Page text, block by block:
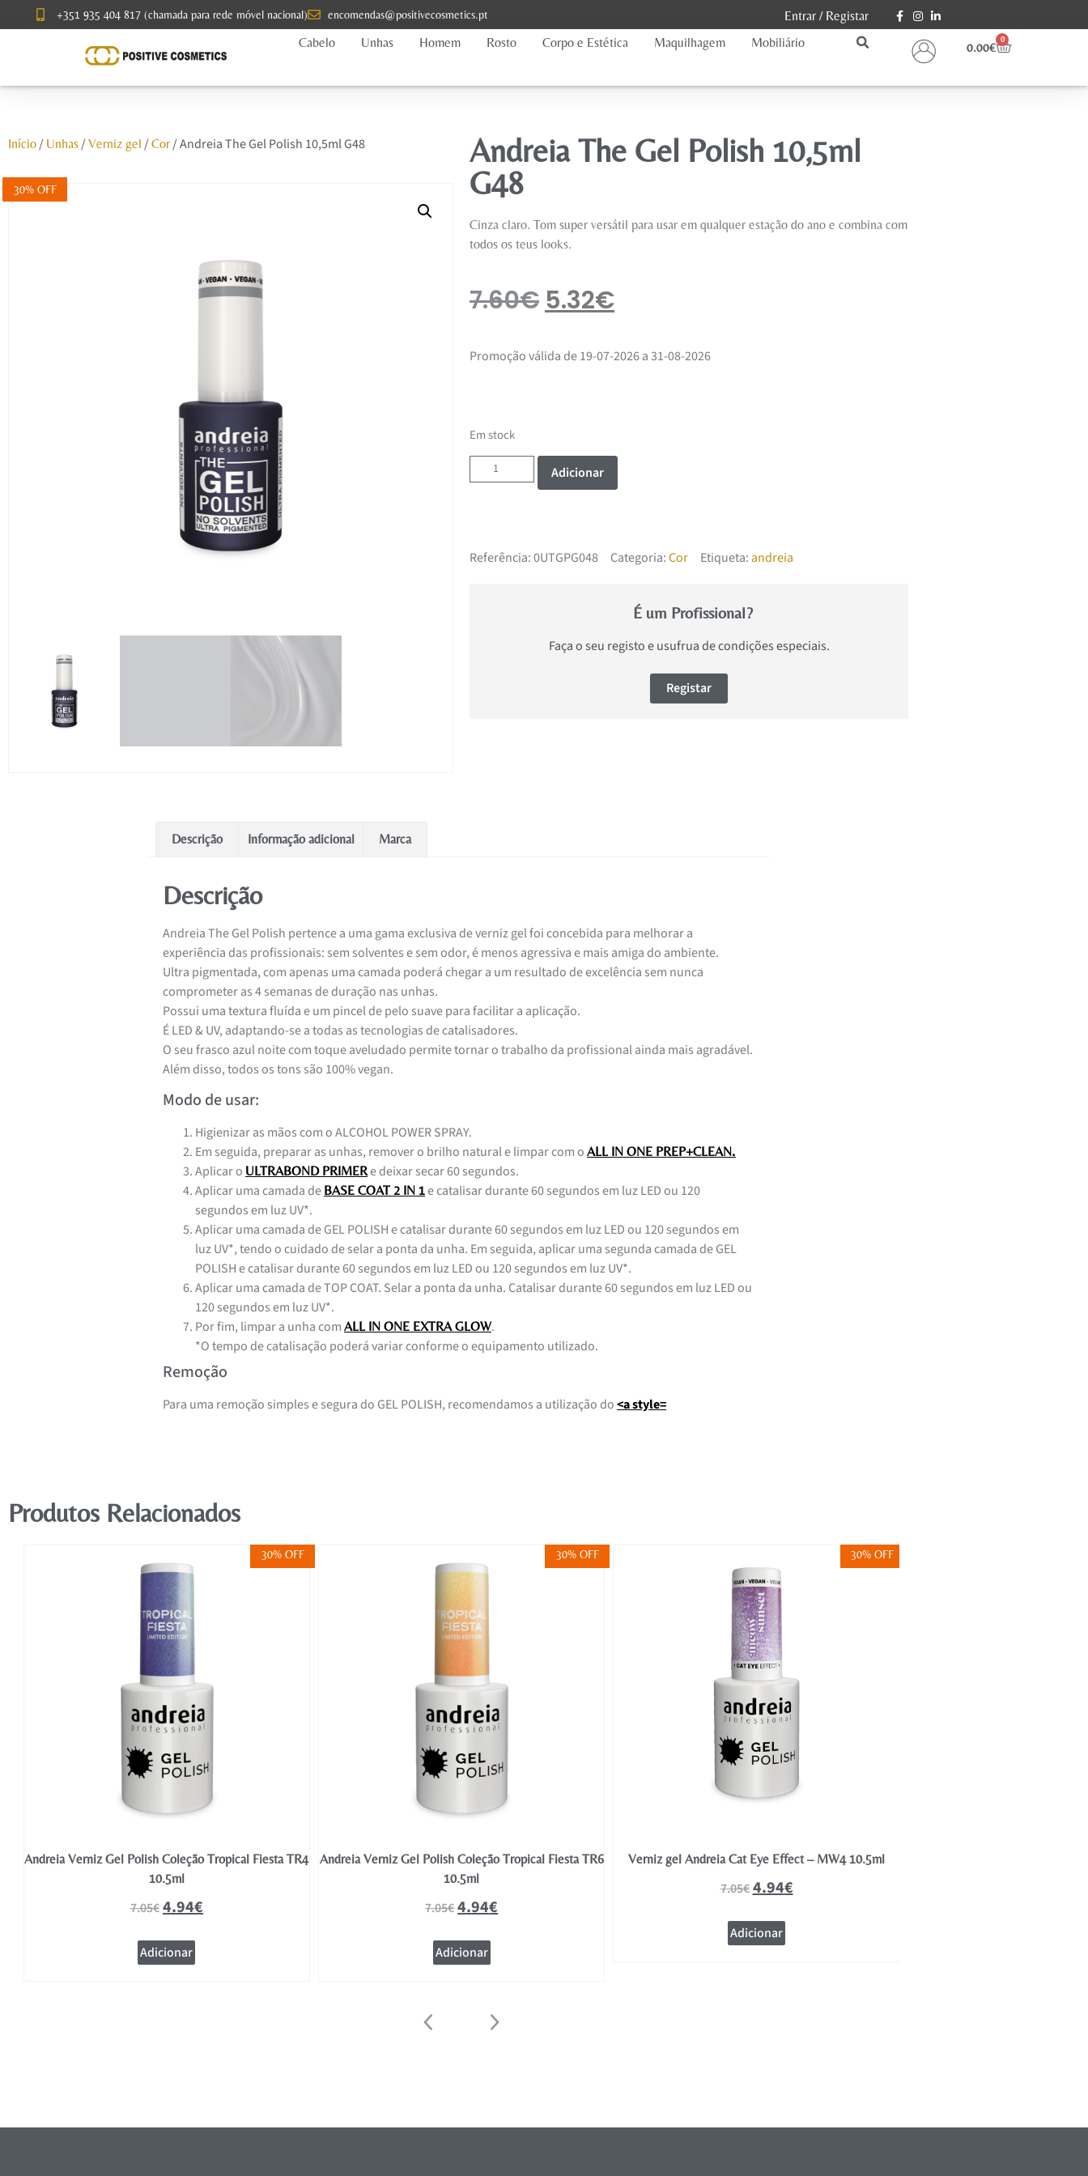
+351 935 404 817 (chamada para rede móvel nacional) encomendas@positivecosmetics.pt Entrar/ Registar
Cabelo
Unhas Homem Rosto Corpo e Estética Maquilhagem Mobiliário 0.00€
0
Início/ Unhas/ Verniz gel / Cor/ Andreia The Gel Polish 10,5ml G48
30% OFF
Andreia The Gel Polish 10,5ml
G48
Cinza claro. Tom super versátil para usar em qualquer estação do ano e combina com
todos os teus looks.
7.60€ 5.32€
Promoção válida de 19-07-2026 a 31-08-2026
Em stock
Adicionar
Referência:0UTGPG048 Categoria:Cor Etiqueta:andreia
É um Profissional?
Faça o seu registo e usufrua de condições especiais.
Registar
Descrição Informação adicional Marca
Descrição
Andreia The Gel Polish pertence a uma gama exclusiva de verniz gel foi concebida para melhorar a
experiência das profissionais: sem solventes e sem odor, é menos agressiva e mais amiga do ambiente.
Ultra pigmentada, com apenas uma camada poderá chegar a um resultado de excelência sem nunca
comprometer as 4 semanas de duração nas unhas.
Possui uma textura fluída e um pincel de pelo suave para facilitar a aplicação.
É LED & UV, adaptando-se a todas as tecnologias de catalisadores.
O seu frasco azul noite com toque aveludado permite tornar o trabalho da profissional ainda mais agradável.
Além disso, todos os tons são 100% vegan.
Modo de usar:
Higienizar as mãos com o ALCOHOL POWER SPRAY.
Em seguida, preparar as unhas, remover o brilho natural e limpar com o ALL IN ONE PREP+CLEAN.
Aplicar o ULTRABOND PRIMERe deixar secar 60 segundos.
Aplicar uma camada de BASE COAT 2 IN 1e catalisar durante 60 segundos em luz LED ou 120
segundos em luz UV*.
Aplicar uma camada de GEL POLISH e catalisar durante 60 segundos em luz LED ou 120 segundos em
luz UV*, tendo o cuidado de selar a ponta da unha. Em seguida, aplicar uma segunda camada de GEL
POLISH e catalisar durante 60 segundos em luz LED ou 120 segundos em luz UV*.
Aplicar uma camada de TOP COAT. Selar a ponta da unha. Catalisar durante 60 segundos em luz LED ou
120 segundos em luz UV*.
Por fim, limpar a unha com ALL IN ONE EXTRA GLOW.
*O tempo de catalisação poderá variar conforme o equipamento utilizado.
Remoção
Para uma remoção simples e segura do GEL POLISH, recomendamos a utilização do<a style=
Produtos Relacionados
30% OFF
Andreia Verniz Gel Polish Coleção Tropical Fiesta TR4
10.5ml
7.05€4.94€
Adicionar
30% OFF
Andreia Verniz Gel Polish Coleção Tropical Fiesta TR6
10.5ml
7.05€4.94€
Adicionar
30% OFF
Verniz gel Andreia Cat Eye Effect – MW4 10.5ml
7.05€4.94€
Adicionar